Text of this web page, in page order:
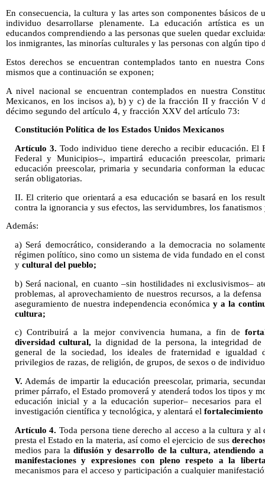
En consecuencia, la cultura y las artes son componentes básicos de
individuo desarrollarse plenamente. La educación artística es
educandos comprendiendo a las personas que suelen quedar
los inmigrantes, las minorías culturales y las personas con algún tipo
Estos derechos se encuentran contemplados tanto en nuestra
mismos que a continuación se exponen;
A nivel nacional se encuentran contemplados en nuestra
Mexicanos, en los incisos a), b) y c) de la fracción II y fracción V
décimo segundo del artículo 4, y fracción XXV del artículo 73:
Constitución Política de los Estados Unidos Mexicanos
Artículo 3. Todo individuo tiene derecho a recibir educación. El
Federal y Municipios–, impartirá educación preescolar,
educación preescolar, primaria y secundaria conforman la
serán obligatorias.
II. El criterio que orientará a esa educación se basará en los
contra la ignorancia y sus efectos, las servidumbres, los
Además:
a) Será democrático, considerando a la democracia no
régimen político, sino como un sistema de vida fundado en el
y cultural del pueblo;
b) Será nacional, en cuanto –sin hostilidades ni exclusivismos–
problemas, al aprovechamiento de nuestros recursos, a la
aseguramiento de nuestra independencia económica y a la
cultura;
c) Contribuirá a la mejor convivencia humana, a fin de
diversidad cultural, la dignidad de la persona, la integridad
general de la sociedad, los ideales de fraternidad e igualdad
privilegios de razas, de religión, de grupos, de sexos o de
V. Además de impartir la educación preescolar, primaria,
primer párrafo, el Estado promoverá y atenderá todos los tipos y
educación inicial y a la educación superior– necesarios para
investigación científica y tecnológica, y alentará el fortalecimiento
Artículo 4. Toda persona tiene derecho al acceso a la cultura y
presta el Estado en la materia, así como el ejercicio de sus
medios para ladifusión y desarrollo de la cultura, atendiendo
manifestaciones y expresiones con pleno respeto a la
mecanismos para el acceso y participación a cualquier